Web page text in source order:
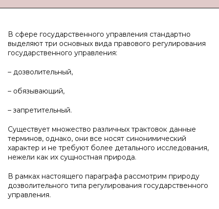
В сфере государственного управления стандартно
выделяют три основных вида правового регулирования
государственного управления:
– дозволительный,
– обязывающий,
– запретительный.
Существует множество различных трактовок данные
терминов, однако, они все носят синонимический
характер и не требуют более детального исследования,
нежели как их сущностная природа.
В рамках настоящего параграфа рассмотрим природу
дозволительного типа регулирования государственного
управления.